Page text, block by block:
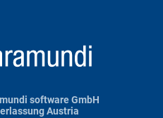
software GmbH
Austria